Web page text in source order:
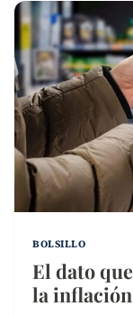
BOLSILLO
El dato
la